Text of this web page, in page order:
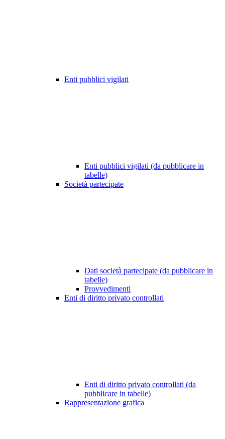
Enti pubblici vigilati
Enti pubblici vigilati (da pubblicare in
tabelle)
Società partecipate
Dati società partecipate (da pubblicare in
tabelle)
Provvedimenti
Enti di diritto privato controllati
Enti di diritto privato controllati (da
pubblicare in tabelle)
Rappresentazione grafica